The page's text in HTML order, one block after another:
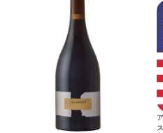
葡萄品種 ソーヴィニヨン・
合、在庫があり価格が同様の場合は自動